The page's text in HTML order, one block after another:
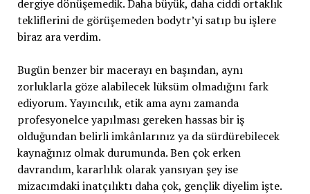
dergiye dönüşemedik. Daha büyük, daha ciddi ortaklık
tekliflerini de görüşemeden bodytr’yi satıp bu işlere
biraz ara verdim.
Bugün benzer bir macerayı en başından, aynı
zorluklarla göze alabilecek lüksüm olmadığını fark
ediyorum. Yayıncılık, etik ama aynı zamanda
profesyonelce yapılması gereken hassas bir iş
olduğundan belirli imkânlarınız ya da sürdürebilecek
kaynağınız olmak durumunda. Ben çok erken
davrandım, kararlılık olarak yansıyan şey ise
mizacımdaki inatçılıktı daha çok, gençlik diyelim işte.